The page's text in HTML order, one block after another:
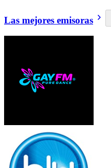
Las mejores emisoras